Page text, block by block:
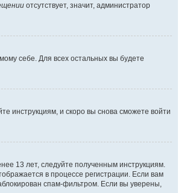
отсутствует, значит, администратор
себе. Для всех остальных вы будете
инструкциям, и скоро вы снова сможете войти
13 лет, следуйте полученным инструкциям.
в процессе регистрации. Если вам
спам-фильтром. Если вы уверены,